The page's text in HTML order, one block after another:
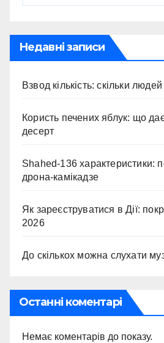
Недавні записи
Взвод кількість: скільки
Користь печених яблук: що
десерт
Shahed-136 характеристики:
дрона-камікадзе
Як зареєструватися в Дії:
2026
До скількох можна слухати
Останні коментарі
Немає коментарів до показу.